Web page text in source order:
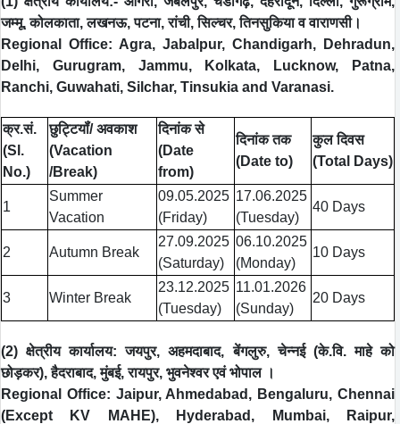
जम्मू, कोलकाता, लखनऊ, पटना, रांची, सिल्‍चर, तिनसुकिया व वाराणसी।
Regional Office: Agra, Jabalpur, Chandigarh, Dehradun,
Delhi, Gurugram, Jammu, Kolkata,
Lucknow, Patna,
Ranchi, Guwahati, Silchar, Tinsukia and Varanasi.
क्र.सं.
(Sl.
No.)
छुट्टियॉं/ अवकाश
(Vacation
/Break)
दिनांक से
(Date
from)
दिनांक तक
(Date to)
कुल दिवस
(Total Days)
1
Summer
Vacation
09.05.2025
(Friday)
17.06.2025
(Tuesday)
40 Days
2 Autumn Break
27.09.2025
(Saturday)
06.10.2025
(Monday)
10 Days
3 Winter Break
23.12.2025
(Tuesday)
11.01.2026
(Sunday)
20 Days
(2) क्षेत्रीय कार्यालय: जयपुर, अहमदाबाद, बेंगलुरु, चेन्नई (के.वि. माहे को
छोड़कर), हैदराबाद, मुंबई, रायपुर, भुवनेश्वर एवं भोपाल ।
Regional Office: Jaipur, Ahmedabad, Bengaluru, Chennai
(Except KV MAHE), Hyderabad,
Mumbai, Raipur,